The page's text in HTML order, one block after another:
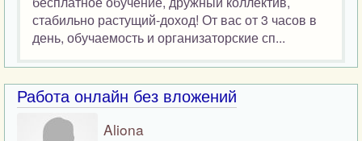
стабильно растущий-доход! От вас от 3 часов в
день, обучаемость и организаторские сп...
Работа онлайн без вложений
Aliona